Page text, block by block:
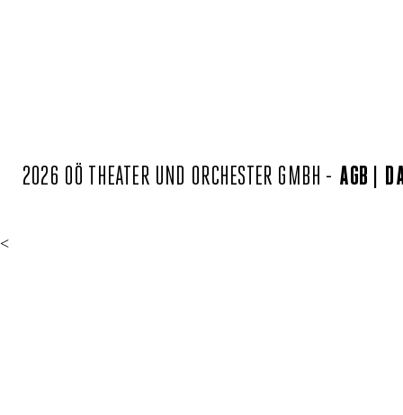
2026 OÖ THEATER UND ORCHESTER GMBH - AGB
<